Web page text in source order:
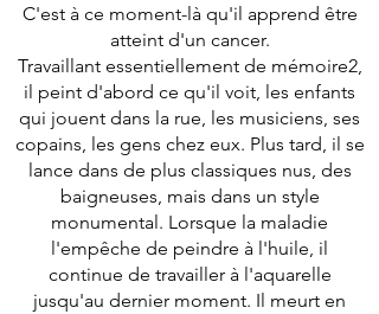
C'est à ce moment-là qu'il apprend être
atteint d'un cancer.
Travaillant essentiellement de mémoire2,
il peint d'abord ce qu'il voit, les enfants
qui jouent dans la rue, les musiciens, ses
copains, les gens chez eux. Plus tard, il se
lance dans de plus classiques nus, des
baigneuses, mais dans un style
monumental. Lorsque la maladie
l'empêche de peindre à l'huile, il
continue de travailler à l'aquarelle
jusqu'au dernier moment. Il meurt en